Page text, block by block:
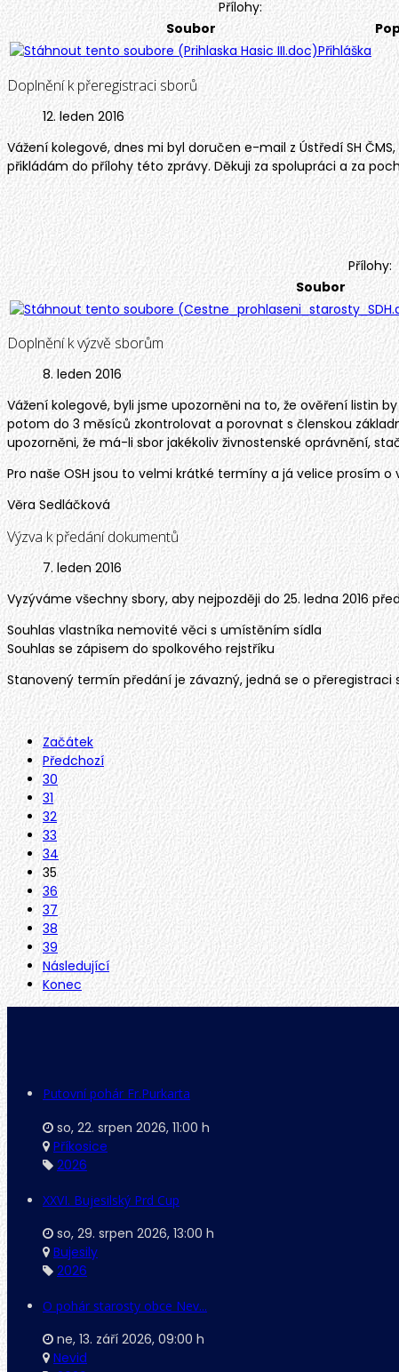
Přílohy:
Soubor
Přihláška
Doplnění k přeregistraci sborů
12. leden 2016
Vážení kolegové, dnes mi byl doručen e-mail z Ústředí SH
přikládám do přílohy této zprávy. Děkuji za spolupráci a za
Přílohy:
Soubor
Doplnění k výzvě sborům
8. leden 2016
Vážení kolegové, byli jsme upozorněni na to, že ověření listin
potom do 3 měsíců zkontrolovat a porovnat s členskou
upozorněni, že má-li sbor jakékoliv živnostenské oprávnění,
Pro naše OSH jsou to velmi krátké termíny a já velice prosím
Věra Sedláčková
Výzva k předání dokumentů
7. leden 2016
Vyzýváme všechny sbory, aby nejpozději do 25. ledna 2016
Souhlas vlastníka nemovité věci s umístěním sídla
Souhlas se zápisem do spolkového rejstříku
Stanovený termín předání je závazný, jedná se o přeregistraci
Začátek
Předchozí
30
31
32
33
34
35
36
37
38
39
Následující
Konec
Putovní pohár Fr.Purkarta
so, 22. srpen 2026, 11:00 h
Příkosice
2026
XXVI. Bujesilský Prd Cup
so, 29. srpen 2026, 13:00 h
Bujesily
2026
O pohár starosty obce Nev...
ne, 13. září 2026, 09:00 h
Nevid